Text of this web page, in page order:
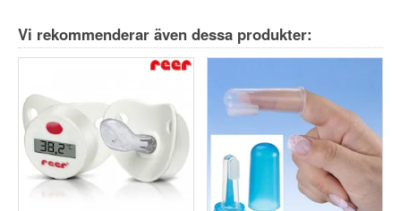
Vi rekommenderar även dessa produkter: